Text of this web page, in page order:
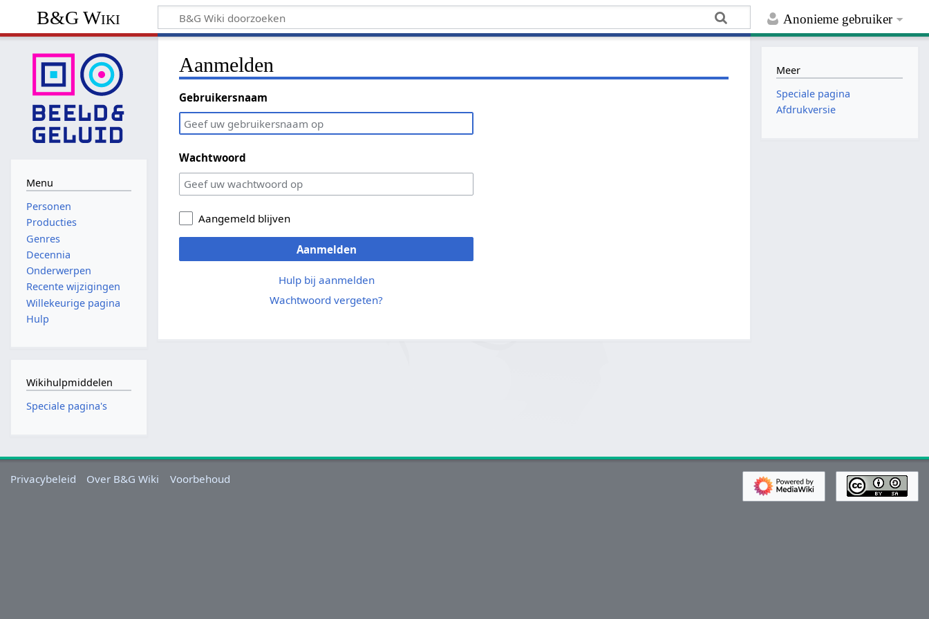
Anonieme gebruiker
B&G Wiki
Aanmelden
Gebruikersnaam
Wachtwoord
Aangemeld blijven
Aanmelden
Hulp bij aanmelden
Wachtwoord vergeten?
Menu
Personen
Producties
Genres
Decennia
Onderwerpen
Recente wijzigingen
Willekeurige pagina
Hulp
Wikihulpmiddelen
Speciale pagina's
Meer
Speciale pagina
Afdrukversie
Privacybeleid Over B&G Wiki Voorbehoud